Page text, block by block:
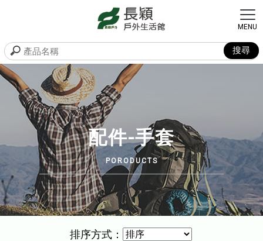
配件-手套
排序方式：